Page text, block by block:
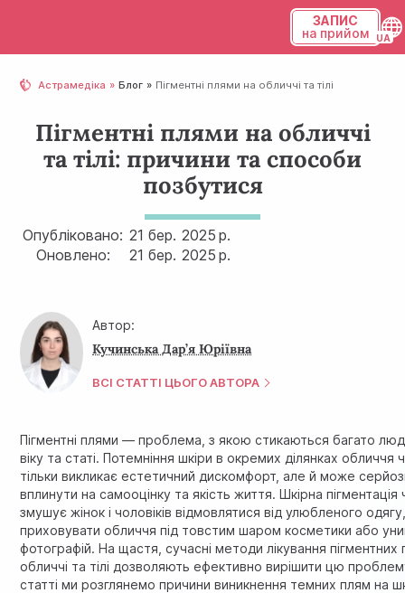
ЗАПИС
на прийом
Астрамедіка Блог Пігментні плями на обличчі та тілі
Пігментні плями на обличчі
та тілі: причини та способи
позбутися
Опубліковано: 21 бер. 2025 р.
Оновлено:
21 бер. 2025 р.
Автор:
Кучинська Дар’я Юріївна
ВСІ СТАТТІ ЦЬОГО АВТОРА
Пігментні плями — проблема, з якою стикаються багато
віку та статі. Потемніння шкіри в окремих ділянках обличчя
тільки викликає естетичний дискомфорт, але й може
вплинути на самооцінку та якість життя. Шкірна пігментація
змушує жінок і чоловіків відмовлятися від улюбленого
приховувати обличчя під товстим шаром косметики або
фотографій. На щастя, сучасні методи лікування пігментних
обличчі та тілі дозволяють ефективно вирішити цю
статті ми розглянемо причини виникнення темних плям на